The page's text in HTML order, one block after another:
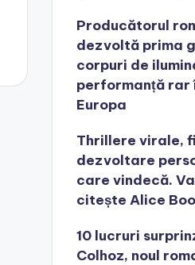
Producătorul
dezvoltă prima
corpuri de
performanță rar
Europa
Thrillere virale,
dezvoltare
care vindecă.
citește Alice
10 lucruri
Colhoz, noul